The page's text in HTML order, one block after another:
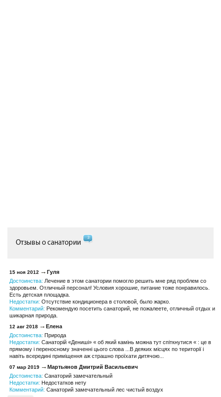
Отзывы о санатории
3
15 ноя 2012
Гуля
Достоинства: Лечение в этом санатории помогло решить мне ряд проблем со
здоровьем. Отличный персонал! Условия хорошие, питание тоже понравилось.
Есть детская площадка.
Недостатки: Отсутствие кондиционера в столовой, было жарко.
Комментарий: Рекомендую посетить санаторий, не пожалеете, отличный отдых и
шикарная природа.
12 авг 2018
Eлена
Достоинства: Природа
Недостатки: Санаторій «Дениші» « об який камінь можна тут спіткнутися « : це в
прямому і переносному значенні цього слова ...В деяких місцях по території і
навіть всередині приміщення аж страшно проїхати дитячою...
07 мар 2019
Мартьянов Дмитрий Васильевич
Достоинства: Санаторий замечательный
Недостатки: Недостатков нету
Комментарий: Санаторий замечательный лес чистый воздух